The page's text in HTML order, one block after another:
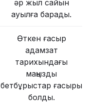
әр жыл сайын
ауылға барады.
Өткен ғасыр
адамзат
тарихындағы
маңызды
бетбұрыстар ғасыры
болды.